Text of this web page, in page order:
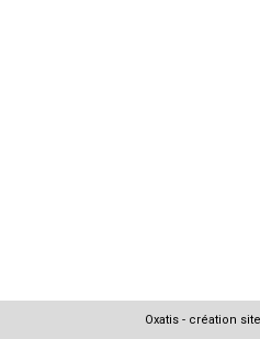
Oxatis - création